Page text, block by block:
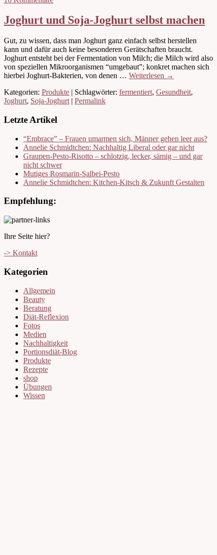
Joghurt und Soja-Joghurt selbst machen
Gut, zu wissen, dass man Joghurt ganz einfach selbst herstellen
kann und dafür auch keine besonderen Gerätschaften braucht.
Joghurt entsteht bei der Fermentation von Milch; die Milch wird also
von speziellen Mikroorganismen “umgebaut”; konkret machen sich
hierbei Joghurt-Bakterien, von denen … Weiterlesen →
Kategorien: Produkte | Schlagwörter: fermentiert, Gesundheit,
Joghurt, Soja-Joghurt | Permalink
Letzte Artikel
“Embrace” – Frauen umarmen sich, Männer gehen leer aus?
Annelie Schmidtchen: Nachhaltig Liberal oder gar nicht
Graupen-Pesto-Risotto – schlotzig, lecker, sämig – und gar
nicht schwer
Mutiges Rosmarin-Salbei-Pesto
Annelie Schmidtchen: Kitchen-Kitsch & Zukunft Gestalten
Empfehlung:
Ihre Seite hier?
-> Kontakt
Kategorien
Allgemein
Beauty
Beratung
Diät-Reflexion
Fotos
Medien
Nachhaltigkeit
Portionsdiät-Blog
Produkte
Rezepte
shop
Übungen
Wissen